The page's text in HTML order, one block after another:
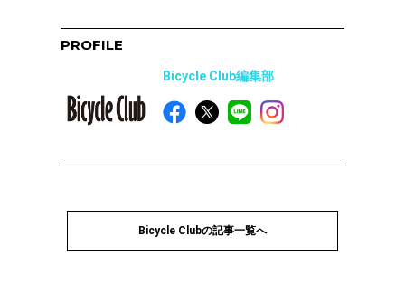
PROFILE
Bicycle Club編集部
Bicycle Clubの記事一覧へ